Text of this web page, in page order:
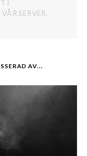
I
SERVER.
AV...